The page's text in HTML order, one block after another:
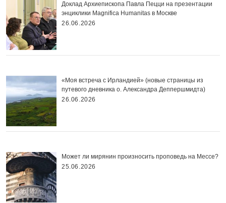
Доклад Архиепископа Павла Пецци на презентации
энциклики Magnifica Нumanitas в Москве
26.06.2026
«Моя встреча с Ирландией» (новые страницы из
путевого дневника о. Александра Деппершмидта)
26.06.2026
Может ли мирянин произносить проповедь на Мессе?
25.06.2026